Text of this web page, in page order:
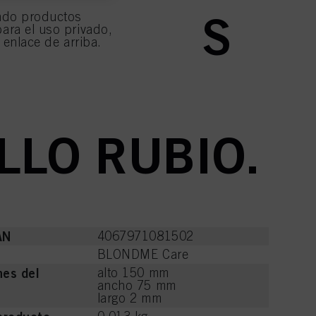
MÁS
RUBIO.
4067971081502
BLONDME Care
del
alto 150 mm
ancho 75 mm
largo 2 mm
productos
el uso privado,
de arriba.
en el pie de
momento con
página. Para obtener
la información